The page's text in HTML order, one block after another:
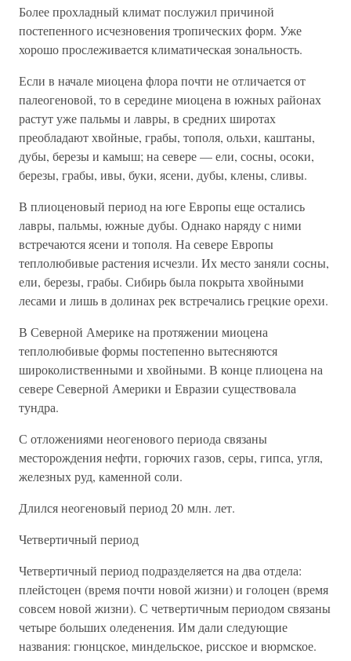
Более прохладный климат послужил причиной
постепенного исчезновения тропических форм. Уже
хорошо прослеживается климатическая зональность.
Если в начале миоцена флора почти не отличается от
палеогеновой, то в середине миоцена в южных районах
растут уже пальмы и лавры, в средних широтах
преобладают хвойные, грабы, тополя, ольхи, каштаны,
дубы, березы и камыш; на севере — ели, сосны, осоки,
березы, грабы, ивы, буки, ясени, дубы, клены, сливы.
В плиоценовый период на юге Европы еще остались
лавры, пальмы, южные дубы. Однако наряду с ними
встречаются ясени и тополя. На севере Европы
теплолюбивые растения исчезли. Их место заняли сосны,
ели, березы, грабы. Сибирь была покрыта хвойными
лесами и лишь в долинах рек встречались грецкие орехи.
В Северной Америке на протяжении миоцена
теплолюбивые формы постепенно вытесняются
широколиственными и хвойными. В конце плиоцена на
севере Северной Америки и Евразии существовала
тундра.
С отложениями неогенового периода связаны
месторождения нефти, горючих газов, серы, гипса, угля,
железных руд, каменной соли.
Длился неогеновый период 20 млн. лет.
Четвертичный период
Четвертичный период подразделяется на два отдела:
плейстоцен (время почти новой жизни) и голоцен (время
совсем новой жизни). С четвертичным периодом связаны
четыре больших оледенения. Им дали следующие
названия: гюнцское, миндельское, рисское и вюрмское.